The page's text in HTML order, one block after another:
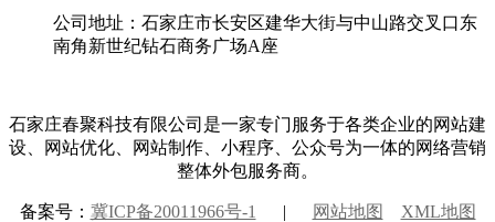
公司地址：石家庄市长安区建华大街与中山路交叉口东
南角新世纪钻石商务广场A座
石家庄春聚科技有限公司是一家专门服务于各类企业的网站建
设、网站优化、网站制作、小程序、公众号为一体的网络营销
整体外包服务商。
备案号： 冀ICP备20011966号-1 | 网站地图 XML地图